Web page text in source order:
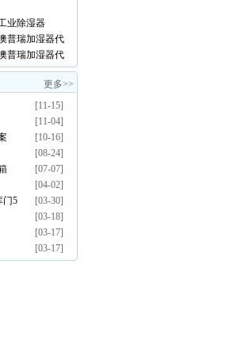
业除湿器
普瑞加湿器代
普瑞加湿器代
更多>>
[11-15]
[11-04]
[10-16]
[08-24]
[07-07]
[04-02]
门5
[03-30]
[03-18]
[03-17]
[03-17]